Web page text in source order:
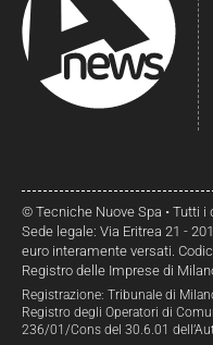
© Tecniche Nuove Spa • Tutti i
Sede legale: Via Eritrea 21 -
euro interamente versati.
Registro delle Imprese di
Registrazione: Tribunale di
Registro degli Operatori di
236/01/Cons del 30.6.01